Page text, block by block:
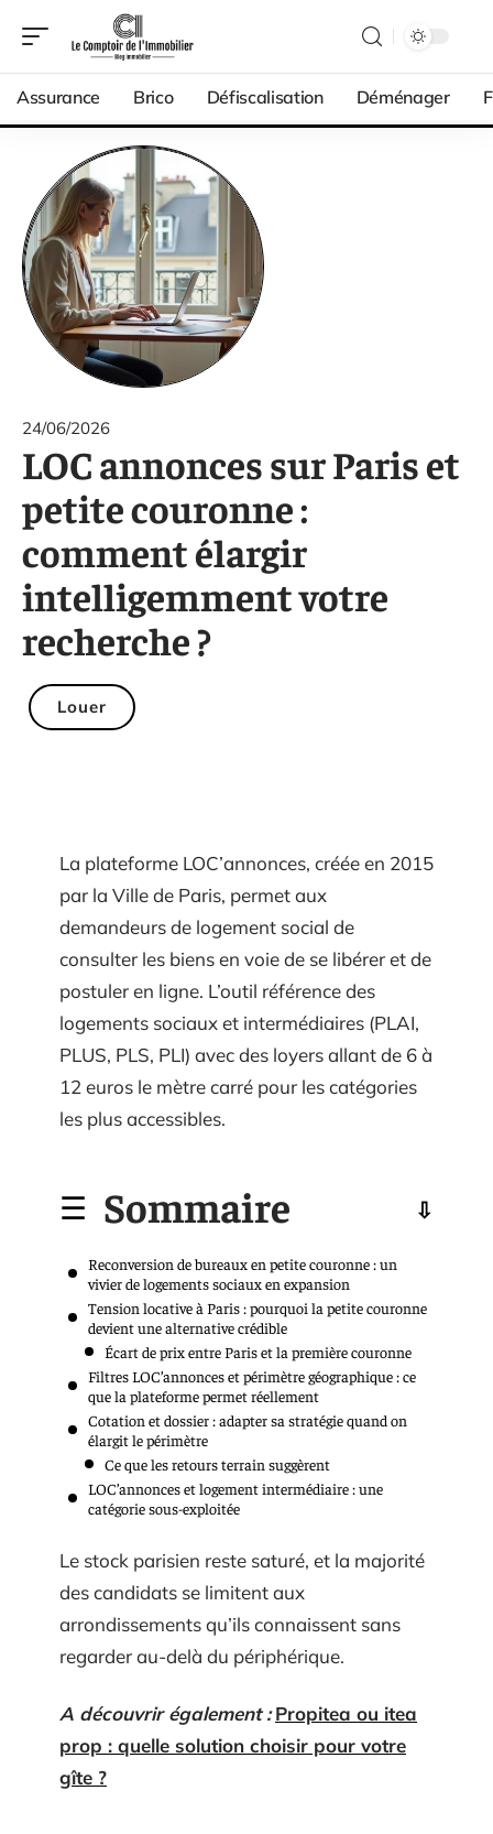
Assurance Brico Défiscalisation Déménager
24/06/2026
LOC annonces sur Paris et
petite couronne :
comment élargir
intelligemment votre
recherche ?
Louer
La plateforme LOC’annonces, créée en 2015
par la Ville de Paris, permet aux
demandeurs de logement social de
consulter les biens en voie de se libérer et de
postuler en ligne. L’outil référence des
logements sociaux et intermédiaires (PLAI,
PLUS, PLS, PLI) avec des loyers allant de 6 à
12 euros le mètre carré pour les catégories
les plus accessibles.
Sommaire
Reconversion de bureaux en petite couronne : un
vivier de logements sociaux en expansion
Tension locative à Paris : pourquoi la petite couronne
devient une alternative crédible
Écart de prix entre Paris et la première couronne
Filtres LOC’annonces et périmètre géographique : ce
que la plateforme permet réellement
Cotation et dossier : adapter sa stratégie quand on
élargit le périmètre
Ce que les retours terrain suggèrent
LOC’annonces et logement intermédiaire : une
catégorie sous-exploitée
Le stock parisien reste saturé, et la majorité
des candidats se limitent aux
arrondissements qu’ils connaissent sans
regarder au-delà du périphérique.
A découvrir également : Propitea ou itea
prop : quelle solution choisir pour votre
gîte ?